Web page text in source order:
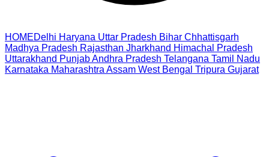
HOMEDelhi Haryana Uttar Pradesh Bihar Chhattisgarh
Madhya Pradesh Rajasthan Jharkhand Himachal Pradesh
Uttarakhand PunjabAndhra Pradesh Telangana Tamil Nadu
Karnataka Maharashtra Assam West Bengal Tripura Gujarat